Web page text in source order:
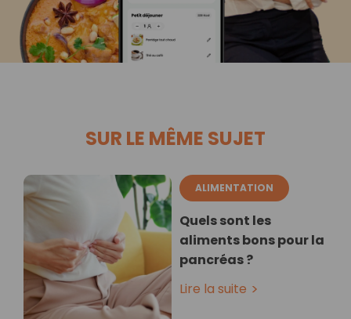
SUR LE MÊME SUJET
ALIMENTATION
Quels sont les
aliments bons pour la
pancréas ?
Lire la suite